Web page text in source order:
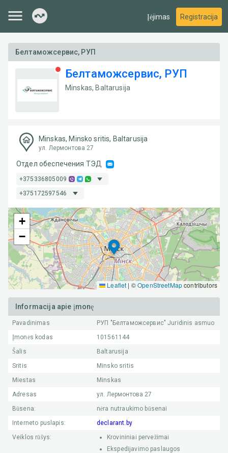
Įėjimas Registracija
Белтаможсервис, РУП
Белтаможсервис, РУП
Minskas, Baltarusija
Minskas, Minsko sritis, Baltarusija
ул. Лермонтова 27
Отдел обеспечения ТЭД
+375336805009
+375172597546
+
−
Leaflet | ©OpenStreetMapcontributors
Informacija apie įmonę
Pavadinimas РУП "Белтаможсервис" Juridinis asmuo
Įmonės kodas
101561144
Šalis
Baltarusija
Sritis
Minsko sritis
Miestas
Minskas
Adresas
ул. Лермонтова 27
Būsena:
nėra nutraukimo būsenai
Interneto puslapis:
declarant.by
Veiklos rūšys:
Krovininiai pervežimai
Ekspedijavimo paslaugos